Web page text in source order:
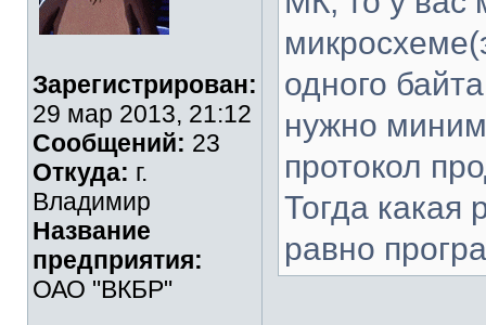
Зарегистрирован:
29 мар 2013, 21:12
Сообщений: 23
Откуда: г.
Владимир
Название
предприятия:
ОАО "ВКБР"
одного
нужно
протокол
Тогда какая
равно